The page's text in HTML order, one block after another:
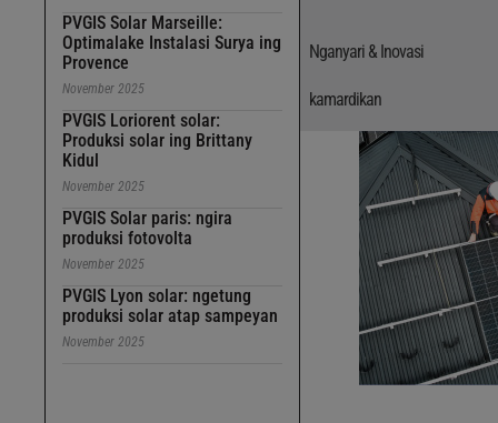
PVGIS Solar Marseille:
Optimalake Instalasi Surya ing
Provence
November 2025
PVGIS Loriorent solar:
Produksi solar ing Brittany
Kidul
November 2025
PVGIS Solar paris: ngira
produksi fotovolta
November 2025
PVGIS Lyon solar: ngetung
produksi solar atap sampeyan
November 2025
Nganyari & Inovasi
kamardikan